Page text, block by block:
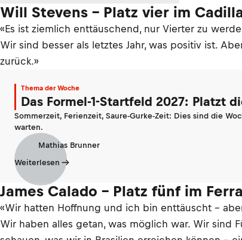
Will Stevens – Platz vier im
«Es ist ziemlich enttäuschend, nur Vierter zu
Wir sind besser als letztes Jahr, was positiv ist.
zurück.»
Thema der Woche
Das Formel-1-Startfeld 2027: Platzt
Sommerzeit, Ferienzeit, Saure-Gurke-Zeit: Dies sind die
warten.
Mathias Brunner
Weiterlesen
James Calado – Platz fünf im
«Wir hatten Hoffnung und ich bin enttäuscht -
Wir haben alles getan, was möglich war. Wir